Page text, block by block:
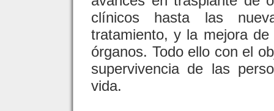
clínicos hasta las
tratamiento, y la mejora
órganos. Todo ello con el
supervivencia de las
vida.